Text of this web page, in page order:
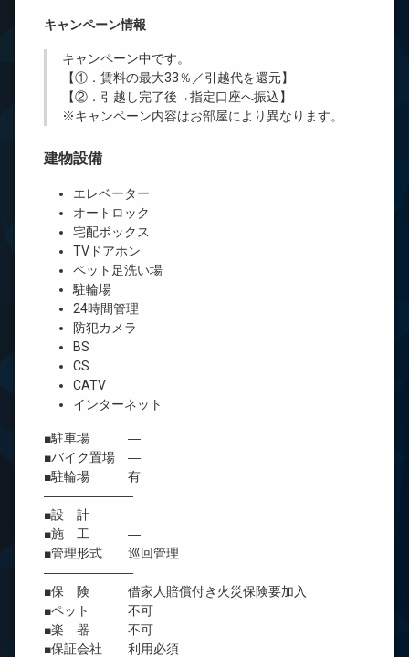
キャンペーン情報
キャンペーン中です。
【①．賃料の最大33％／引越代を還元】
【②．引越し完了後→指定口座へ振込】
※キャンペーン内容はお部屋により異なります。
建物設備
エレベーター
オートロック
宅配ボックス
TVドアホン
ペット足洗い場
駐輪場
24時間管理
防犯カメラ
BS
CS
CATV
インターネット
■駐車場 ―
■バイク置場 ―
■駐輪場 有
―――――――
■設 計 ―
■施 工 ―
■管理形式 巡回管理
―――――――
■保 険 借家人賠償付き火災保険要加入
■ペット 不可
■楽 器 不可
■保証会社 利用必須